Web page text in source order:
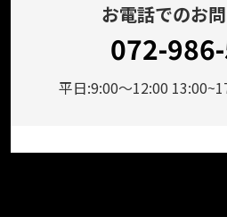
お電話でのお
072-
平日:9:00～12:00